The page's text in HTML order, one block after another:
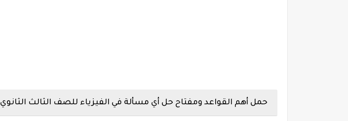
حمل أهم القواعد ومفتاح حل أي مسألة في الفيزياء للصف الثالث الثانوي